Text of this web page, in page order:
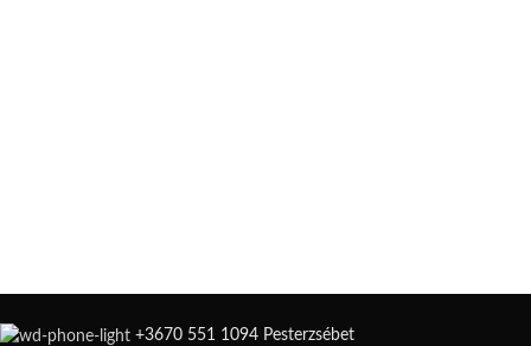
+3670 551 1094 Pesterzsébet